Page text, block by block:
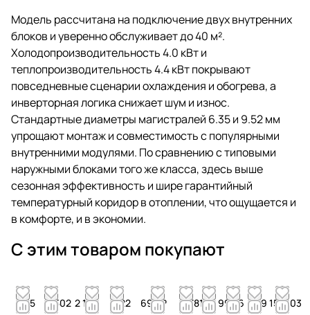
Модель рассчитана на подключение двух внутренних
блоков и уверенно обслуживает до 40 м².
Холодопроизводительность 4.0 кВт и
теплопроизводительность 4.4 кВт покрывают
повседневные сценарии охлаждения и обогрева, а
инверторная логика снижает шум и износ.
Стандартные диаметры магистралей 6.35 и 9.52 мм
упрощают монтаж и совместимость с популярными
внутренними модулями. По сравнению с типовыми
наружными блоками того же класса, здесь выше
сезонная эффективность и шире гарантийный
температурный коридор в отоплении, что ощущается и
в комфорте, и в экономии.
С этим товаром покупают
955
2 502 2 163
122
690 ₽
4 781 6 99626
19 1554 103